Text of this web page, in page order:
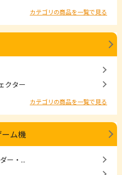
カテゴリの商品を一覧で見る
クター
カテゴリの商品を一覧で見る
ム機
ー・...